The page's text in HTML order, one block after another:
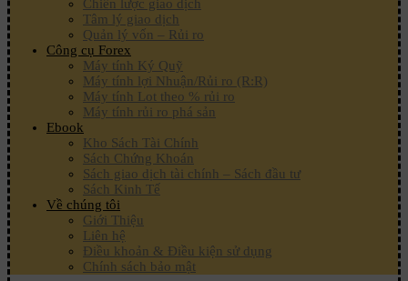
Chiến lược giao dịch
Tâm lý giao dịch
Quản lý vốn – Rủi ro
Công cụ Forex
Máy tính Ký Quỹ
Máy tính lợi Nhuận/Rủi ro (R:R)
Máy tính Lot theo % rủi ro
Máy tính rủi ro phá sản
Ebook
Kho Sách Tài Chính
Sách Chứng Khoán
Sách giao dịch tài chính – Sách đầu tư
Sách Kinh Tế
Về chúng tôi
Giới Thiệu
Liên hệ
Điều khoản & Điều kiện sử dụng
Chính sách bảo mật